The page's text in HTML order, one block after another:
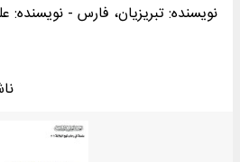
نویسنده: تبریزیان، فارس -